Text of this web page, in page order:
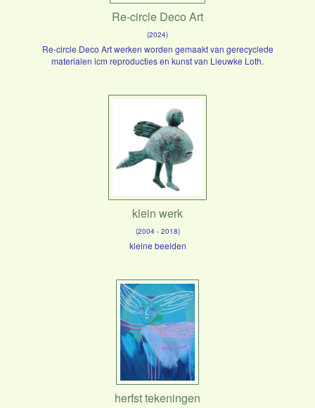
Re-circle Deco Art
(2024)
Re-circle Deco Art werken worden gemaakt van gerecyclede
materialen icm reproducties en kunst van Lieuwke Loth.
klein werk
(2004 - 2018)
kleine beelden
herfst tekeningen